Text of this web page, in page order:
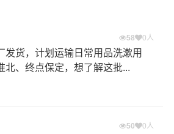
58 0人
发货，计划运输日常用品洗漱用
北、终点保定，想了解这批...
50 0人